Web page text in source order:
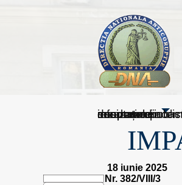
sesizați-ne
despre noi
rezultatele
mass media
informare
cooperare
18 iunie 2025
Nr. 382/VIII/3